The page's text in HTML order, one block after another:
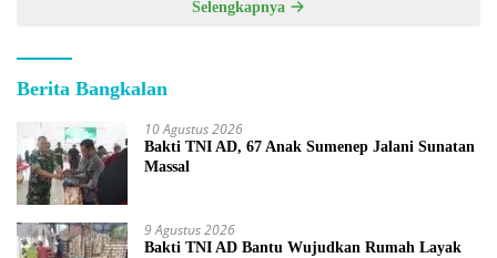
Selengkapnya
Berita Bangkalan
10 Agustus 2026
Bakti TNI AD, 67 Anak Sumenep Jalani Sunatan
Massal
9 Agustus 2026
Bakti TNI AD Bantu Wujudkan Rumah Layak